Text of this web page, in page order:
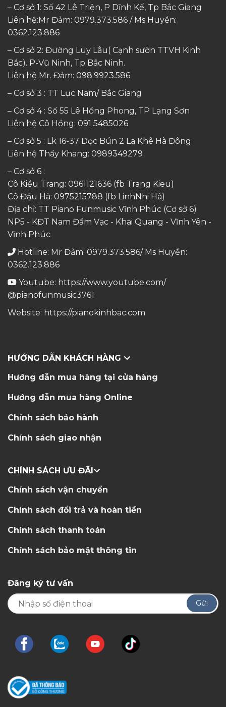
– Cơ sở 1: Số 42 Lê Triện, P Dĩnh Kế, Tp Bắc Giang
Liên hệ:Mr Đảm: 0979.373.586 / Ms Huyền:
0362.123.886
– Cơ sở 2: Đường Luy Lâu( Cạnh sườn TTVH Kinh
Bắc). P-Vũ Ninh, Tp Bắc Ninh.
Liên hệ Mr. Đảm: 098.9923.586
– Cơ sở 3 : TT Lục Nam/ Bắc Giang
– Cơ sở 4 : Số 55 Lê Hồng Phong, TP Lạng Sơn
Liên hệ Cô Hồng: 091 5485026
– Cơ sở 5 : Lk 16-37 Dọc Bún 2 La Khê Hà Đông
Liên hệ Thầy Khang: 0989349279
– Cơ sở 6 :
Cô Kiều Trang: 0961121636 (fb Trang Kieu)
Cô Đậu Hà: 0975215788 (fb LinhNhi Hà)
Địa chỉ: TT Piano Funmusic Vĩnh Phúc (Cơ sở 6)
NP5 - KĐT Nam Đầm Vạc - Khai Quang - Vĩnh Yên -
Vĩnh Phúc
Hotline: Mr Đảm: 0979.373.586/ Ms Huyền:
0362.123.886
Youtube: https://www.youtube.com/
@pianofunmusic3761
Website: https://pianokinhbac.com
HƯỚNG DẪN KHÁCH HÀNG
Hướng dẫn mua hàng tại cửa hàng
Hướng dẫn mua hàng Online
Chính sách bảo hành
Chính sách giao nhận
CHÍNH SÁCH ƯU ĐÃI
Chính sách vận chuyển
Chính sách đổi trả và hoàn tiền
Chính sách thanh toán
Chính sách bảo mật thông tin
Đăng ký tư vấn